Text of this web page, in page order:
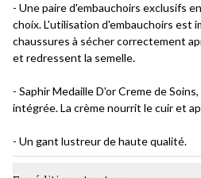
- Une paire d'embauchoirs exclusifs
choix. L'utilisation d'embauchoirs est
chaussures à sécher correctement
et redressent la semelle.
- Saphir Medaille D'or Creme de
intégrée. La crème nourrit le cuir et
- Un gant lustreur de haute qualité.